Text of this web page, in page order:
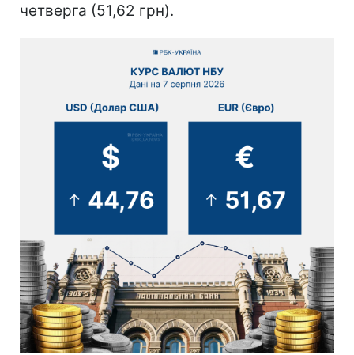
четверга (51,62 грн).